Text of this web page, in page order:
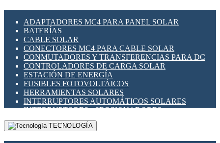
ADAPTADORES MC4 PARA PANEL SOLAR
BATERÍAS
CABLE SOLAR
CONECTORES MC4 PARA CABLE SOLAR
CONMUTADORES Y TRANSFERENCIAS PARA DC
CONTROLADORES DE CARGA SOLAR
ESTACIÓN DE ENERGÍA
FUSIBLES FOTOVOLTÁICOS
HERRAMIENTAS SOLARES
INTERRUPTORES AUTOMÁTICOS SOLARES
INTERRUPTORES - SECCIONADORES
FOTOVOLTÁICOS
MONTAJE PANEL SOLAR
TECNOLOGÍA